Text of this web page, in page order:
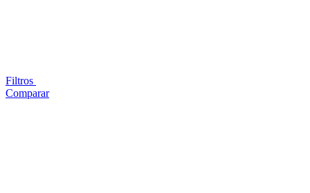
Filtros
Comparar